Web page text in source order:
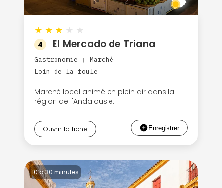
★ ★ ★ ★ ★
4 El Mercado de Triana
Gastronomie | Marché |
Loin de la foule
Marché local animé en plein air dans la
région de l'Andalousie.
Ouvrir la fiche
10 à 30 minutes